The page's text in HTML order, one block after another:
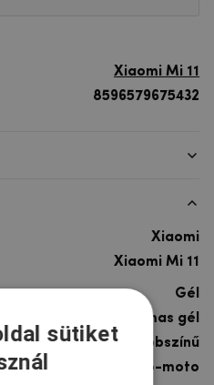
Xiaomi Mi 11
8596579675432
Xiaomi
Xiaomi Mi 11
Gél
rugalmas gél
többszínű
Auto-moto
sütiket